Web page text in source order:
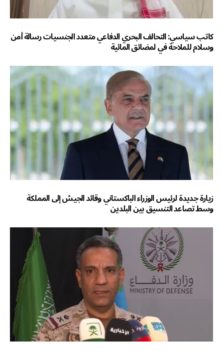
كاتب سياسي: التحالف البحري الدفاعي متعدد الجنسيات رسالة أمن
وسلام للملاحة في لمضائق المائية
زيارة جديدة لرئيس الوزراء الباكستاني وقائد الجيش إلى المملكة
وسط تصاعد التنسيق بين البلدين